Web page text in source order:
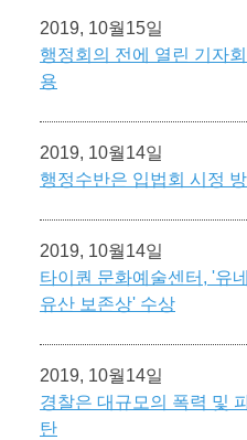
2019, 10월15일
행정회의 전에 열린 기자
용
2019, 10월14일
행정수반은 입법회 시정
2019, 10월14일
타이퀀 문화예술센터, '유
유산 보존상' 수상
2019, 10월14일
경찰은 대규모의 폭력 및
탄